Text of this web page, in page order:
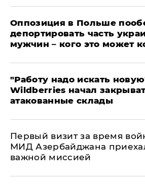
Оппозиция в Польше
депортировать часть
мужчин – кого это может
"Работу надо искать
Wildberries начал
атакованные склады
Первый визит за время
МИД Азербайджана
важной миссией